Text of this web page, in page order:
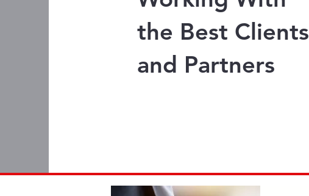
the Best Clients
and Partners